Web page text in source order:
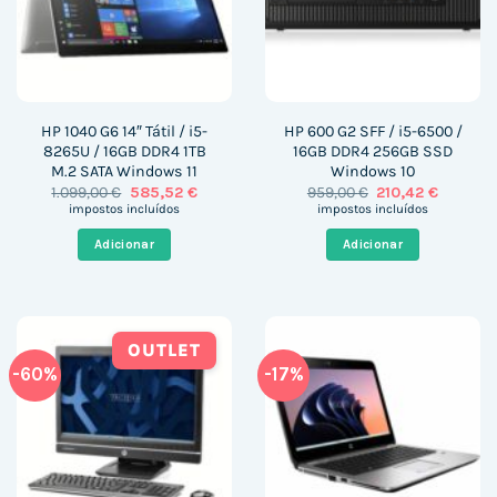
HP 1040 G6 14″ Tátil / i5-
8265U / 16GB DDR4 1TB
M.2 SATA Windows 11
1.099,00€ O
preço
era:
1.099,00 €.
585,52 €O
impostos incluídos
Adicionar
HP 600 G2 SFF / i5-6500 /
16GB DDR4 256GB SSD
Windows 10
959,00€ O
preço
era:
959,00 €.
210,42€O
impostos incluídos
Adicionar
-60%
OUTLET
-17%